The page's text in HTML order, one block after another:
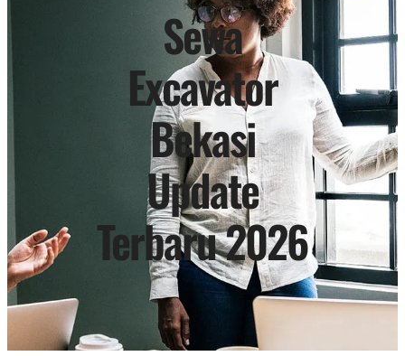
Sewa
Excavator
Bekasi
Update
Terbaru 2026